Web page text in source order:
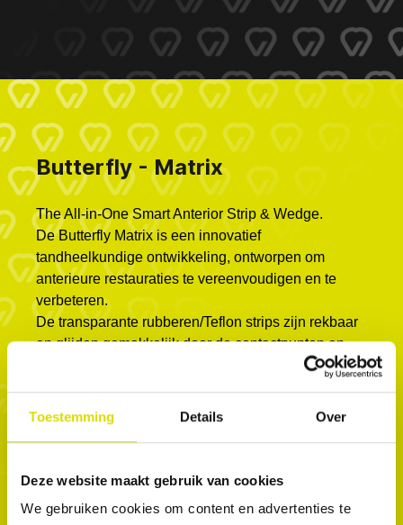
Toestemming Details Over
Deze website maakt gebruik van cookies
We gebruiken cookies om content en advertenties te
Butterfly - Matrix
The All-in-One Smart Anterior Strip & Wedge.
De Butterfly Matrix is ​​een innovatief
tandheelkundige ontwikkeling, ontworpen om
anterieure restauraties te vereenvoudigen en te
verbeteren.
De transparante rubberen/Teflon strips zijn rekbaar
en glijden gemakkelijk door de contactpunten en
passen zich aan de tand aan. De matrix bevat een
plaats houden, zodat er zonder zorgen met de
handen gewerkt kan worden tijdens de
de wig en heeft een twee-in-één ontwerp dat
tijdens de behandeling. Het beschermt de